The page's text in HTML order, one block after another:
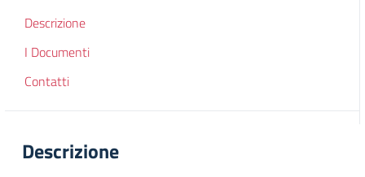
Descrizione
I Documenti
Contatti
Descrizione